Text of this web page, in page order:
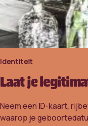
Identiteit
Laat je
Neem een ID-kaart,
waarop je